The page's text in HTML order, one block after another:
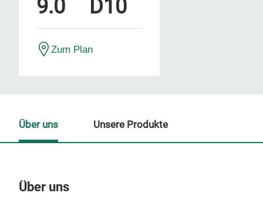
9.0 D10
Zum Plan
Über uns
Über uns Unsere Produkte